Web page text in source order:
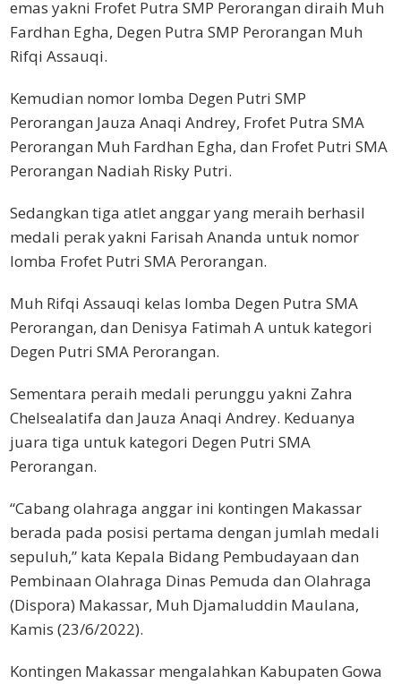
emas yakni Frofet Putra SMP Perorangan diraih Muh
Fardhan Egha, Degen Putra SMP Perorangan Muh
Rifqi Assauqi.
Kemudian nomor lomba Degen Putri SMP
Perorangan Jauza Anaqi Andrey, Frofet Putra SMA
Perorangan Muh Fardhan Egha, dan Frofet Putri SMA
Perorangan Nadiah Risky Putri.
Sedangkan tiga atlet anggar yang meraih berhasil
medali perak yakni Farisah Ananda untuk nomor
lomba Frofet Putri SMA Perorangan.
Muh Rifqi Assauqi kelas lomba Degen Putra SMA
Perorangan, dan Denisya Fatimah A untuk kategori
Degen Putri SMA Perorangan.
Sementara peraih medali perunggu yakni Zahra
Chelsealatifa dan Jauza Anaqi Andrey. Keduanya
juara tiga untuk kategori Degen Putri SMA
Perorangan.
“Cabang olahraga anggar ini kontingen Makassar
berada pada posisi pertama dengan jumlah medali
sepuluh,” kata Kepala Bidang Pembudayaan dan
Pembinaan Olahraga Dinas Pemuda dan Olahraga
(Dispora) Makassar, Muh Djamaluddin Maulana,
Kamis (23/6/2022).
Kontingen Makassar mengalahkan Kabupaten Gowa